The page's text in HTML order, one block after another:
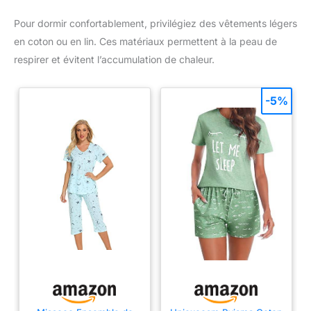
Pour dormir confortablement, privilégiez des vêtements légers
en coton ou en lin. Ces matériaux permettent à la peau de
respirer et évitent l’accumulation de chaleur.
-5%